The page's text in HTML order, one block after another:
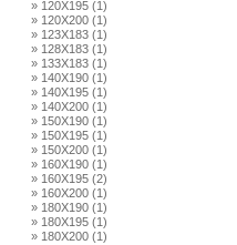
» 120X195 (1)
» 120X200 (1)
» 123X183 (1)
» 128X183 (1)
» 133X183 (1)
» 140X190 (1)
» 140X195 (1)
» 140X200 (1)
» 150X190 (1)
» 150X195 (1)
» 150X200 (1)
» 160X190 (1)
» 160X195 (2)
» 160X200 (1)
» 180X190 (1)
» 180X195 (1)
» 180X200 (1)